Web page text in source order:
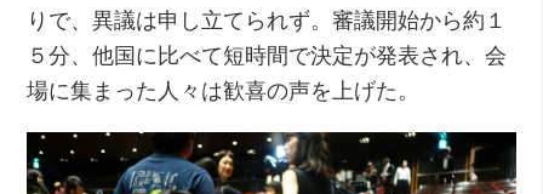
りで、異議は申し立てられず。審議開始から約１
５分、他国に比べて短時間で決定が発表され、会
場に集まった人々は歓喜の声を上げた。